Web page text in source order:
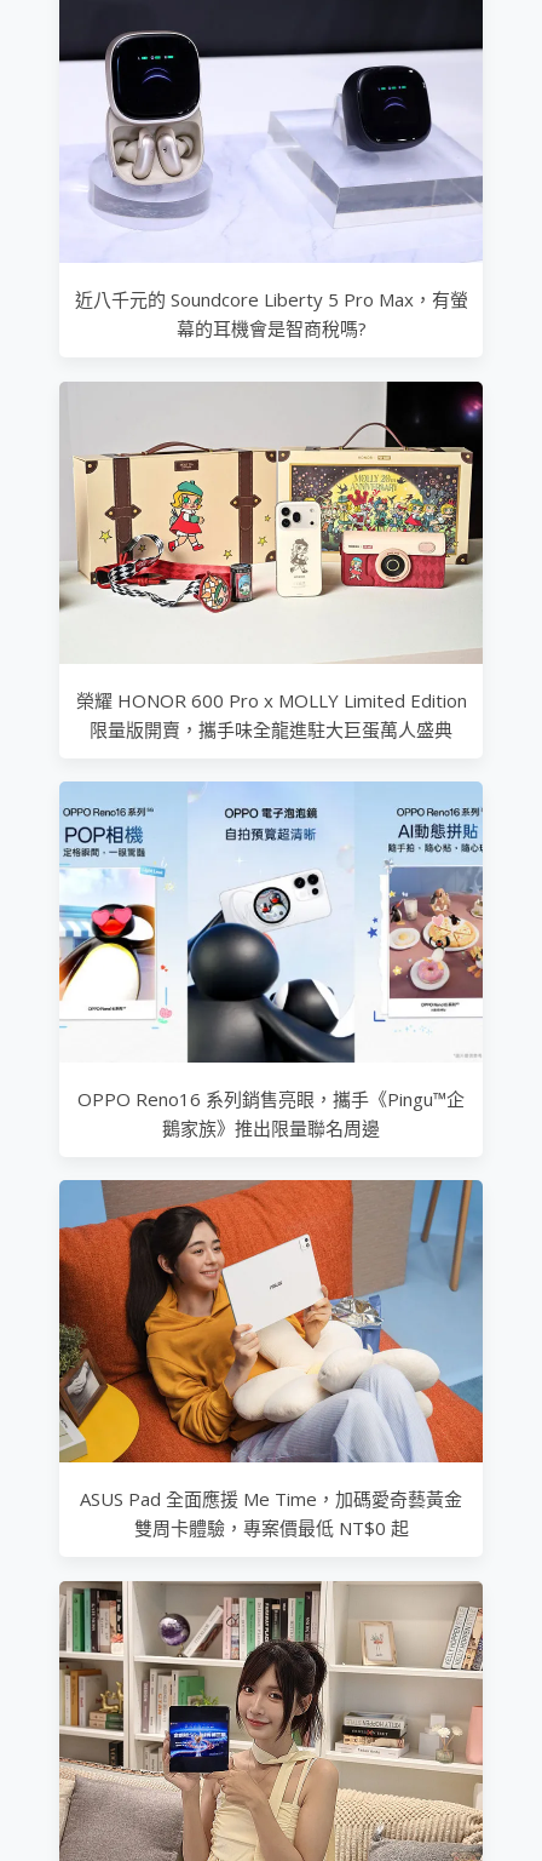
近八千元的 Soundcore Liberty 5 Pro Max，有螢
幕的耳機會是智商稅嗎?
榮耀 HONOR 600 Pro x MOLLY Limited Edition
限量版開賣，攜手味全龍進駐大巨蛋萬人盛典
OPPO Reno16 系列銷售亮眼，攜手《Pingu™企
鵝家族》推出限量聯名周邊
ASUS Pad 全面應援 Me Time，加碼愛奇藝黃金
雙周卡體驗，專案價最低 NT$0 起